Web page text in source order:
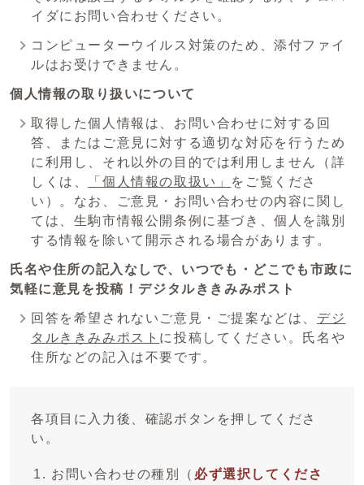
イダにお問い合わせください。
コンピューターウイルス対策のため、添付ファイ
ルはお受けできません。
個人情報の取り扱いについて
取得した個人情報は、お問い合わせに対する回
答、またはご意見に対する適切な対応を行うため
に利用し、それ以外の目的では利用しません（詳
しくは、
「個人情報の取扱い」 をご覧くださ
い）。なお、ご意見・お問い合わせの内容に関し
ては、生駒市情報公開条例に基づき、個人を識別
する情報を除いて開示される場合があります。
氏名や住所の記入なしで、いつでも・どこでも市政に
気軽に意見を投稿！デジタルききみみポスト
回答を希望されないご意見・ご提案などは、 デジ
タルききみみポスト に投稿してください。氏名や
住所などの記入は不要です。
各項目に入力後、確認ボタンを押してくださ
い。
お問い合わせの種別 （ 必ず選択してくださ